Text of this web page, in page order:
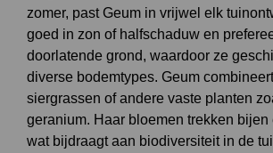
zomer, past Geum in vrijwel elk
goed in zon of halfschaduw en
doorlatende grond, waardoor ze
diverse bodemtypes. Geum
siergrassen of andere vaste planten
geranium. Haar bloemen trekken bijen
wat bijdraagt aan biodiversiteit in de